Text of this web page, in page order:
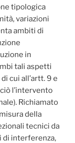
tipologica
variazioni
ambiti di
in
tali aspetti
cui all’artt. 9 e
l’intervento
Richiamato
della
tecnici da
di interferenza,